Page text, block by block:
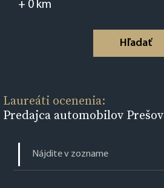
+ 0km
Hľadať
Laureáti ocenenia:
Predajca automobilov Prešov